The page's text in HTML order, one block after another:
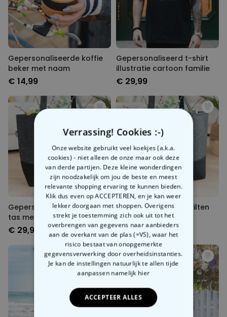
Gepersonaliseerde koffie
beker met naam
€ 14,99
Gepersonaliseerd t-shirt
illustratie cartoon familie
€ 29,99
Gepersonaliseerde vilten
tas met monogram
€ 29,99
Gepersonaliseerde vilten
tas met tekst
€ 29,99
Verrassing! Cookies :-)
Onze website gebruikt veel koekjes (a.k.a.
cookies) - niet alleen de onze maar ook deze
van derde partijen. Deze kleine wonderdingen
zijn noodzakelijk om jou de beste en meest
relevante shopping ervaring te kunnen bieden.
Klik dus even op ACCEPTEREN, en je kan weer
lekker doorgaan met shoppen. Overigens
strekt je toestemming zich ook uit tot het
overbrengen van gegevens naar aanbieders
aan de overkant van de plas (=VS), waar het
risico bestaat van onopgemerkte
gegevensverwerking door overheidsinstanties.
Je kan de instellingen natuurlijk te allen tijde
aanpassen namelijk hier
ACCEPTEER ALLES